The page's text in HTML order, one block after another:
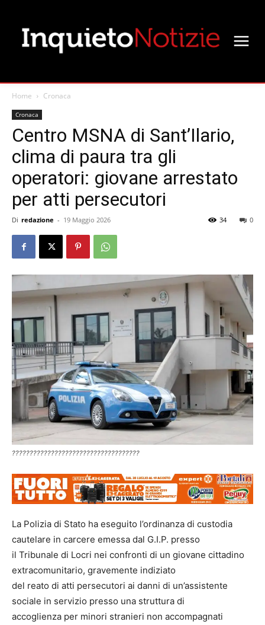
Home Cronaca
Cronaca
Centro MSNA di Sant’Ilario,
clima di paura tra gli
operatori: giovane arrestato
per atti persecutori
Di redazione - 19 Maggio 2026 0
34
????????????????????????????????????
La Polizia di Stato ha eseguito l’ordinanza di custodia
cautelare in carcere emessa dal G.I.P. presso
il Tribunale di Locri nei confronti di un giovane cittadino
extracomunitario, gravemente indiziato
del reato di atti persecutori ai danni di un’assistente
sociale in servizio presso una struttura di
accoglienza per minori stranieri non accompagnati